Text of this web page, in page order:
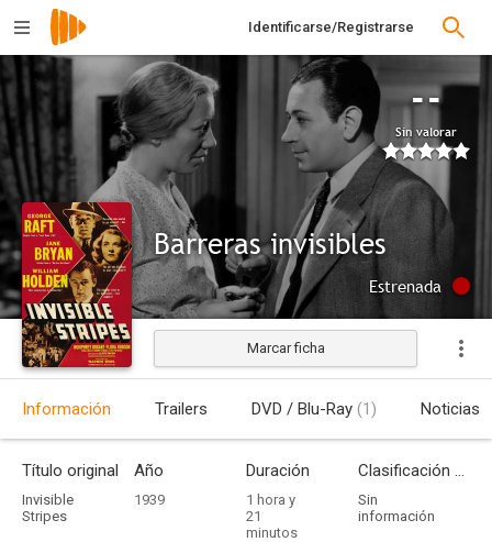
Identificarse/Registrarse
--
Sin valorar
Barreras invisibles
Estrenada
Marcar ficha
Información Trailers DVD / Blu-Ray (1) Noticias
Título original
Invisible
Stripes
Año
1939
Duración
1 hora y
21
minutos
Clasificación por edades
Sin
información